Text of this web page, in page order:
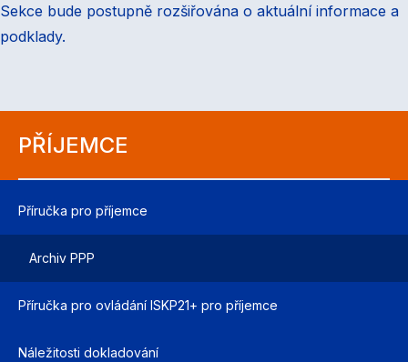
PŘÍJEMCE
Příručka pro příjemce
Archiv PPP
Příručka pro ovládání ISKP21+ pro příjemce
Náležitosti dokladování
Sekce bude postupně rozšiřována o aktuální informace a
podklady.